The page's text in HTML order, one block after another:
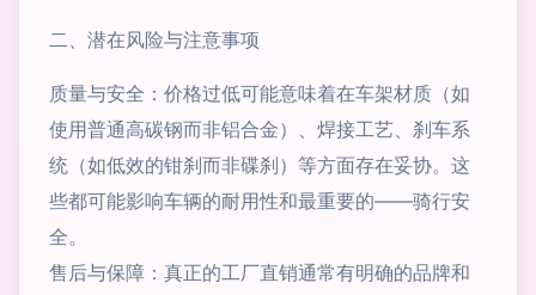
二、潜在风险与注意事项
质量与安全：价格过低可能意味着在车架材质（如
使用普通高碳钢而非铝合金）、焊接工艺、刹车系
统（如低效的钳刹而非碟刹）等方面存在妥协。这
些都可能影响车辆的耐用性和最重要的——骑行安
全。
售后与保障：真正的工厂直销通常有明确的品牌和